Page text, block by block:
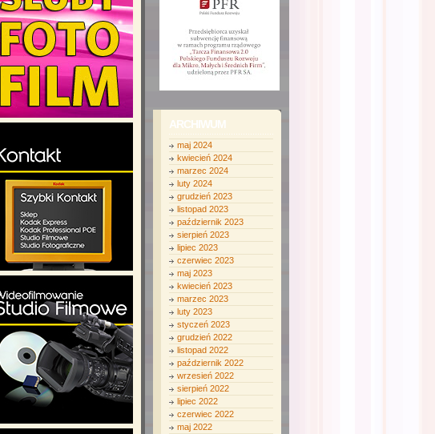
ARCHIWUM
maj 2024
kwiecień 2024
marzec 2024
luty 2024
grudzień 2023
listopad 2023
październik 2023
sierpień 2023
lipiec 2023
czerwiec 2023
maj 2023
kwiecień 2023
marzec 2023
luty 2023
styczeń 2023
grudzień 2022
listopad 2022
październik 2022
wrzesień 2022
sierpień 2022
lipiec 2022
czerwiec 2022
maj 2022